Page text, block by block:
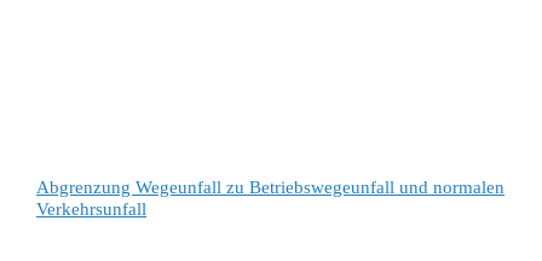
Abgrenzung Wegeunfall zu Betriebswegeunfall und normalen
Verkehrsunfall